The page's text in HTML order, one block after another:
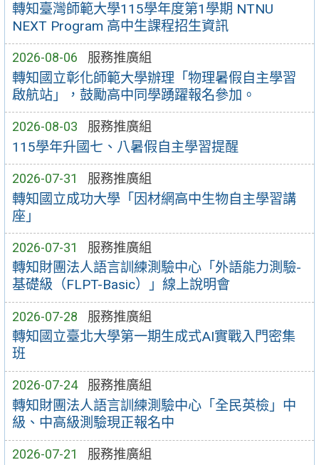
轉知臺灣師範大學115學年度第1學期 NTNU
NEXT Program 高中生課程招生資訊
2026-08-06 服務推廣組
轉知國立彰化師範大學辦理「物理暑假自主學習
啟航站」，鼓勵高中同學踴躍報名參加。
2026-08-03 服務推廣組
115學年升國七、八暑假自主學習提醒
2026-07-31 服務推廣組
轉知國立成功大學「因材網高中生物自主學習講
座」
2026-07-31 服務推廣組
轉知財團法人語言訓練測驗中心「外語能力測驗-
基礎級（FLPT-Basic）」線上說明會
2026-07-28 服務推廣組
轉知國立臺北大學第一期生成式AI實戰入門密集
班
2026-07-24 服務推廣組
轉知財團法人語言訓練測驗中心「全民英檢」中
級、中高級測驗現正報名中
2026-07-21 服務推廣組